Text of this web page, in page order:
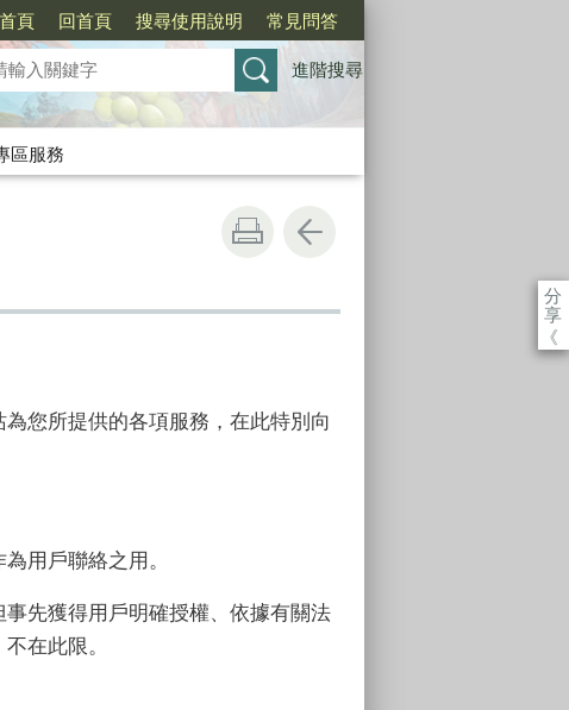
頁 回首頁 搜尋使用說明 常見問答
進階搜尋
區服務
分
享
《
您所提供的各項服務，在此特別向
用戶聯絡之用。
先獲得用戶明確授權、依據有關法
在此限。